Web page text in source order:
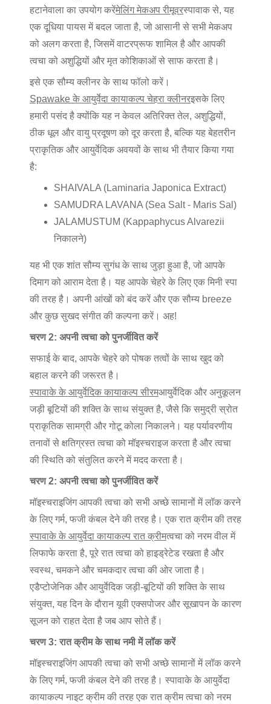
हटानेवाला का उपयोग करेंमेलिंग मेकअप रीमूवरस्पावाक से, यह
एक दूधिया पायस में बदल जाता है, जो आसानी से सभी मेकअप
को अलग करता है, जिसमें वाटरप्रूफ शामिल है और आपकी
त्वचा को अशुद्धियों और मृत कोशिकाओं से साफ करता है।
इसे एक सौम्य क्लीनर के साथ फॉलो करें।
Spawake के आयुर्वेदा कायाकल्प चेहरा क्लीनरइसके लिए
हमारी पसंद है क्योंकि यह न केवल अतिरिक्त तेल, अशुद्धियों,
ठीक धूल और वायु प्रदूषण को दूर करता है, बल्कि यह बेहतरीन
प्राकृतिक और आयुर्वेदिक अवयवों के साथ भी तैयार किया गया
है:
SHAIVALA (Laminaria Japonica Extract)
SAMUDRA LAVANA (Sea Salt - Maris Sal)
JALAMUSTUM (Kappaphycus Alvarezii
निकालने)
यह भी एक शांत सौम्य सुगंध के साथ जुड़ा हुआ है, जो आपके
दिमाग को आराम देता है। यह आपके चेहरे के लिए एक मिनी स्पा
की तरह है। अपनी आंखों को बंद करें और एक सौम्य breeze
और कुछ सुखद संगीत की कल्पना करें। अह!
चरण 2: अपनी त्वचा को पुनर्जीवित करें
सफाई के बाद, आपके चेहरे को पोषक तत्वों के साथ खुद को
बहाल करने की जरूरत है।
स्पावाके के आयुर्वेदिक कायाकल्प सीरमआयुर्वेदिक और अनुकूलन
जड़ी बूटियों की शक्ति के साथ संयुक्त है, जैसे कि समुद्री स्रोत
प्राकृतिक सामग्री और गोटू कोला निकालने। यह पर्यावरणीय
तनावों से क्षतिग्रस्त त्वचा को मॉइस्चराइज करता है और त्वचा
की स्थिति को संतुलित करने में मदद करता है।
चरण 2: अपनी त्वचा को पुनर्जीवित करें
मॉइस्चराइजिंग आपकी त्वचा को सभी अच्छे सामानों में लॉक करने
के लिए गर्म, फजी कंबल देने की तरह है। एक रात क्रीम की तरह
स्पावाके के आयुर्वेदा कायाकल्प रात क्रीमत्वचा को नरम वील में
लिफाफे करता है, पूरे रात त्वचा को हाइड्रेटेड रखता है और
स्वस्थ, चमकने और चमकदार त्वचा की ओर जाता है।
एडैप्टोजेनिक और आयुर्वेदिक जड़ी-बूटियों की शक्ति के साथ
संयुक्त, यह दिन के दौरान यूवी एक्सपोजर और सूखापन के कारण
सूजन को राहत देता है जब आप सोते हैं।
चरण 3: रात क्रीम के साथ नमी में लॉक करें
मॉइस्चराइजिंग आपकी त्वचा को सभी अच्छे सामानों में लॉक करने
के लिए गर्म, फजी कंबल देने की तरह है। स्पावाके के आयुर्वेदा
कायाकल्प नाइट क्रीम की तरह एक रात क्रीम त्वचा को नरम